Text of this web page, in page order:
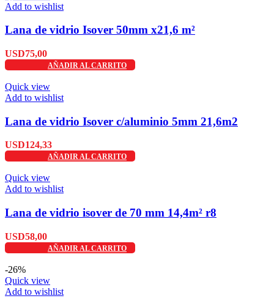
Add to wishlist
Lana de vidrio Isover 50mm x21,6 m²
USD75,00
AÑADIR AL CARRITO
Quick view
Add to wishlist
Lana de vidrio Isover c/aluminio 5mm 21,6m2
USD124,33
AÑADIR AL CARRITO
Quick view
Add to wishlist
Lana de vidrio isover de 70 mm 14,4m² r8
USD58,00
AÑADIR AL CARRITO
-26%
Quick view
Add to wishlist